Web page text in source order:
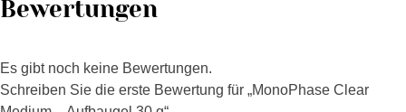
Bewertungen
Es gibt noch keine Bewertungen.
Schreiben Sie die erste Bewertung für „MonoPhase Clear